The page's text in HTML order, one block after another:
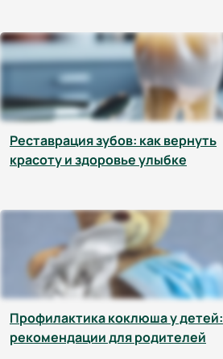
Реставрация зубов: как вернуть
красоту и здоровье улыбке
Профилактика коклюша у детей:
рекомендации для родителей